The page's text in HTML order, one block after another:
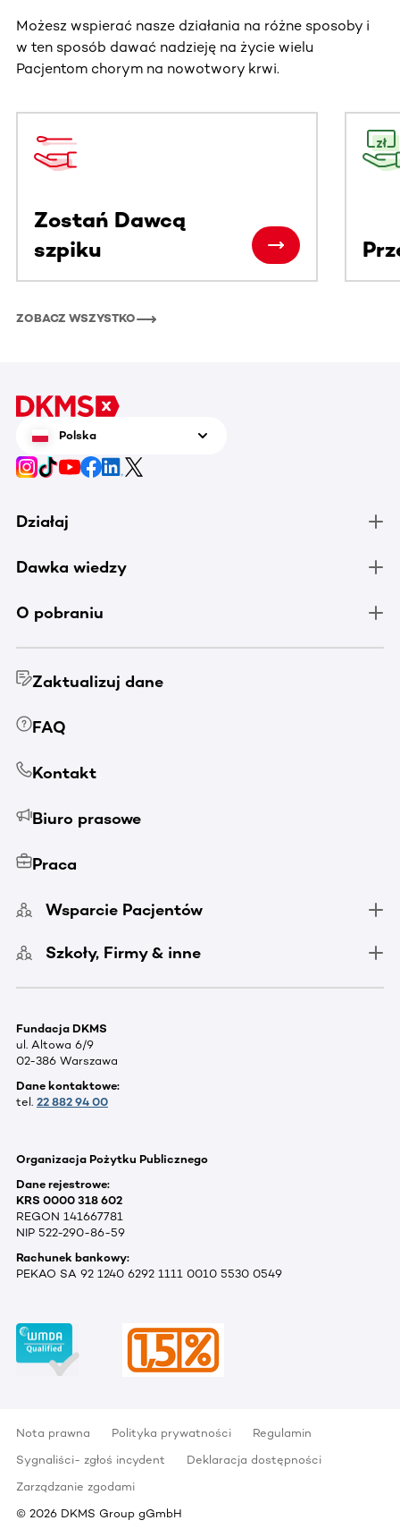
Możesz wspierać nasze działania na różne sposoby i
w ten sposób dawać nadzieję na życie wielu
Pacjentom chorym na nowotwory krwi.
Zostań Dawcą
szpiku
ZOBACZ WSZYSTKO
Polska
Działaj
Dawka wiedzy
O pobraniu
Zaktualizuj dane
FAQ
Kontakt
Biuro prasowe
Praca
Wsparcie Pacjentów
Szkoły, Firmy & inne
Fundacja DKMS
ul. Altowa 6/9
02-386 Warszawa
Dane kontaktowe:
tel. 22 882 94 00
Organizacja Pożytku Publicznego
Dane rejestrowe:
KRS 0000 318 602
REGON 141667781
NIP 522-290-86-59
Rachunek bankowy:
PEKAO SA 92 1240 6292 1111 0010 5530 0549
Nota prawna Polityka prywatności
Regulamin
Sygnaliści- zgłoś incydent
Deklaracja dostępności
Zarządzanie zgodami
© 2026 DKMS Group gGmbH